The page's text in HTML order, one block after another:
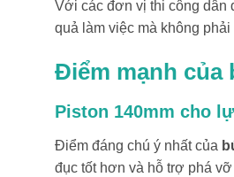
Với các đơn vị thi công dân
quả làm việc mà không
Điểm mạnh của
Piston 140mm cho
Điểm đáng chú ý nhất của
đục tốt hơn và hỗ trợ phá